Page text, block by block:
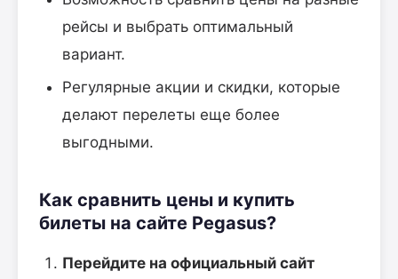
рейсы и выбрать оптимальный
вариант.
Регулярные акции и скидки, которые
делают перелеты еще более
выгодными.
Как сравнить цены и купить
билеты на сайте Pegasus?
Перейдите на официальный сайт